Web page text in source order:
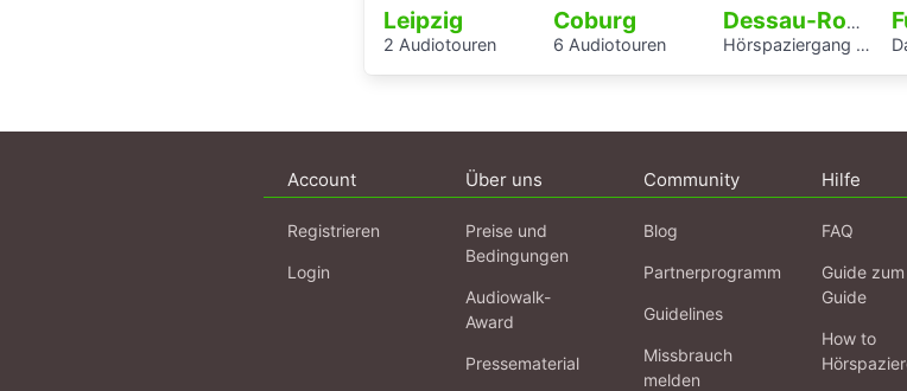
Leipzig
2 Audiotouren
Coburg
6 Audiotouren
Dessau-Roßlau
Hörspaziergang rund um die Laubenganghäuser der Bauhaussiedlung Törten
Account
Registrieren
Login
Über uns
Preise und
Bedingungen
Audiowalk-
Award
Pressematerial
Community
Blog
Partnerprogramm
Guidelines
Missbrauch
melden
Hilfe
FAQ
Guide zum
Guide
How to